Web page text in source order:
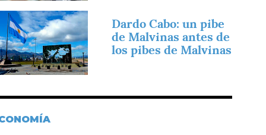
Dardo Cabo: un pibe
de Malvinas antes de
los pibes de Malvinas